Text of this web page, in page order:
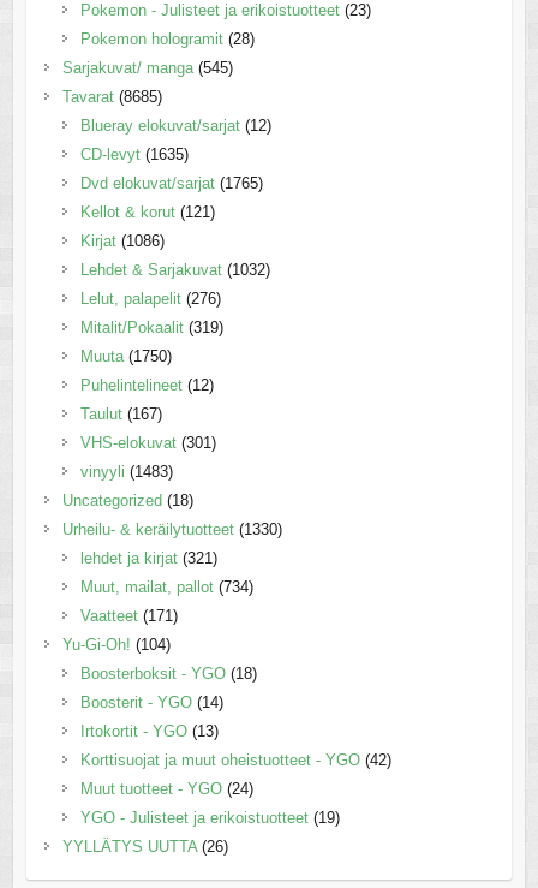
Pokemon - Julisteet ja erikoistuotteet (23)
Pokemon hologramit (28)
Sarjakuvat/ manga (545)
Tavarat (8685)
Blueray elokuvat/sarjat (12)
CD-levyt (1635)
Dvd elokuvat/sarjat (1765)
Kellot & korut (121)
Kirjat (1086)
Lehdet & Sarjakuvat (1032)
Lelut, palapelit (276)
Mitalit/Pokaalit (319)
Muuta (1750)
Puhelintelineet (12)
Taulut (167)
VHS-elokuvat (301)
vinyyli (1483)
Uncategorized (18)
Urheilu- & keräilytuotteet (1330)
lehdet ja kirjat (321)
Muut, mailat, pallot (734)
Vaatteet (171)
Yu-Gi-Oh! (104)
Boosterboksit - YGO (18)
Boosterit - YGO (14)
Irtokortit - YGO (13)
Korttisuojat ja muut oheistuotteet - YGO (42)
Muut tuotteet - YGO (24)
YGO - Julisteet ja erikoistuotteet (19)
YYLLÄTYS UUTTA (26)